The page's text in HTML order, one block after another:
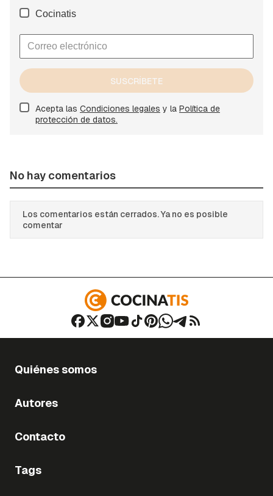
Cocinatis
SUSCRÍBETE
Acepta las Condiciones legales y la Política de
protección de datos.
No hay comentarios
Los comentarios están cerrados. Ya no es posible
comentar
Quiénes somos
Autores
Contacto
Tags